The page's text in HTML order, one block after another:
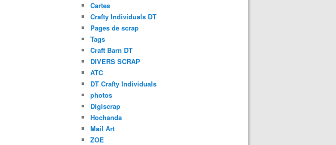
Cartes
Crafty Individuals DT
Pages de scrap
Tags
Craft Barn DT
DIVERS SCRAP
ATC
DT Crafty Individuals
photos
Digiscrap
Hochanda
Mail Art
ZOE